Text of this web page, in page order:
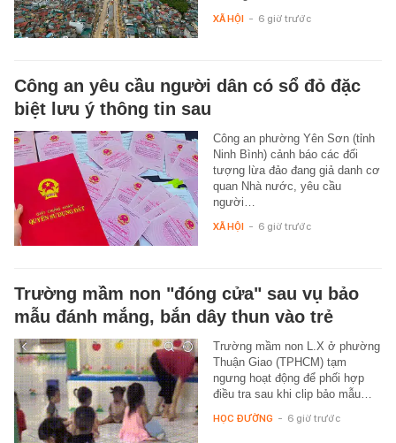
XÃ HỘI - 6 giờ trước
Công an yêu cầu người dân có sổ đỏ đặc
biệt lưu ý thông tin sau
Công an phường Yên Sơn (tỉnh
Ninh Bình) cảnh báo các đối
tượng lừa đảo đang giả danh cơ
quan Nhà nước, yêu cầu
người…
XÃ HỘI - 6 giờ trước
Trường mầm non "đóng cửa" sau vụ bảo
mẫu đánh mắng, bắn dây thun vào trẻ
Trường mầm non L.X ở phường
Thuận Giao (TPHCM) tạm
ngưng hoạt động để phối hợp
điều tra sau khi clip bảo mẫu…
HỌC ĐƯỜNG - 6 giờ trước